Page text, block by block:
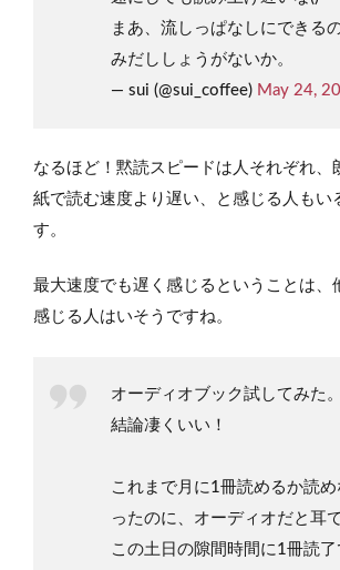
まあ、流しっぱなしにできる
みだししょうがないか。
— sui (@sui_coffee) May 24,
なるほど！黙読スピードは人それぞれ、
紙で読む速度より遅い、と感じる人もい
す。
最大速度でも遅く感じるということは、
感じる人はいそうですね。
オーディオブック試してみた。
結論凄くいい！
これまで月に1冊読めるか読
ったのに、オーディオだと耳
この土日の隙間時間に1冊読